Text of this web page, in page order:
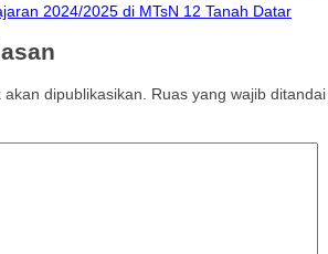
2024/2025 di MTsN 12 Tanah Datar
dipublikasikan. Ruas yang wajib ditandai